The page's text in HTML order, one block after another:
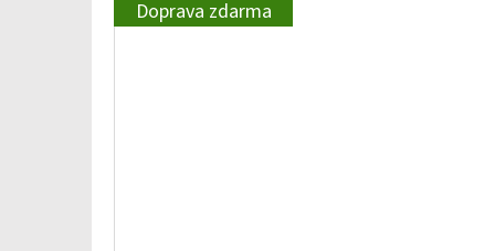
Doprava zdarma